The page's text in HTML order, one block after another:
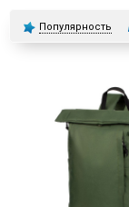
Популярность